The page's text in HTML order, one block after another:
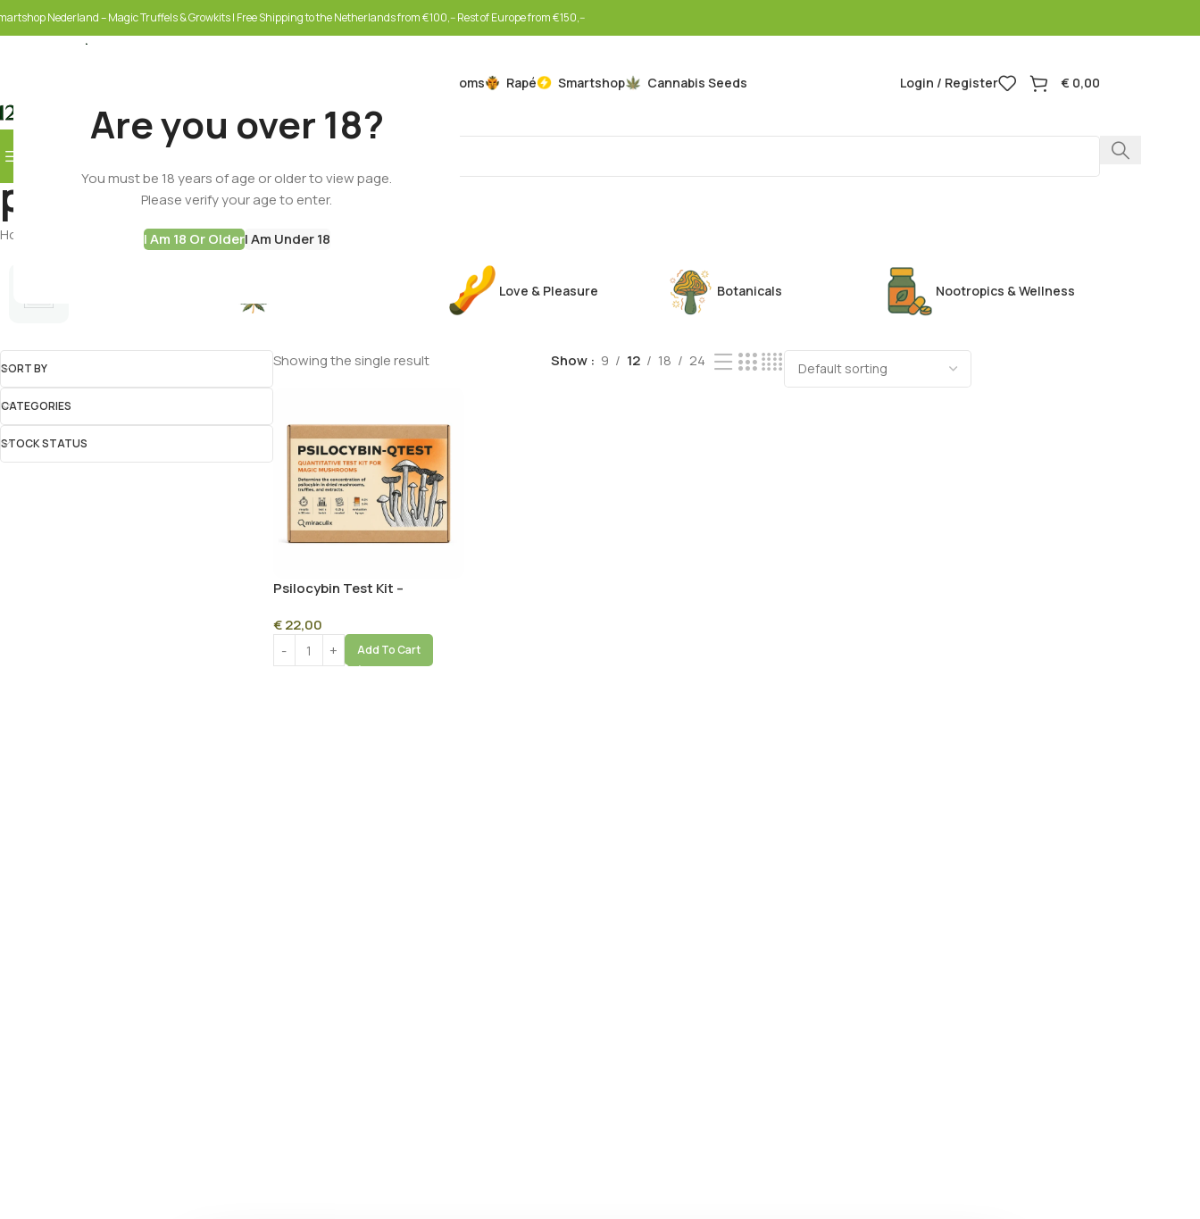
Are you over 18?
You must be 18 years of age or older to view page.
Please verify your age to enter.
I Am 18 Or OlderI Am Under 18
Nederland – Magic Truffels & Growkits | Free Shipping to the Netherlands from €100,-- Rest of Europe from €150,--
Mushrooms Rapé Smartshop Cannabis Seeds Login / Register € 0,00
SELECT CATEGORY
psilocybin test
Home Products tagged “psilocybin test”
Love & Pleasure Botanicals Nootropics & Wellness
SORT BY
CATEGORIES
STOCK STATUS
Showing the single result Show 9 12 18 24
Psilocybin Test Kit –
€22,00
Add To Cart